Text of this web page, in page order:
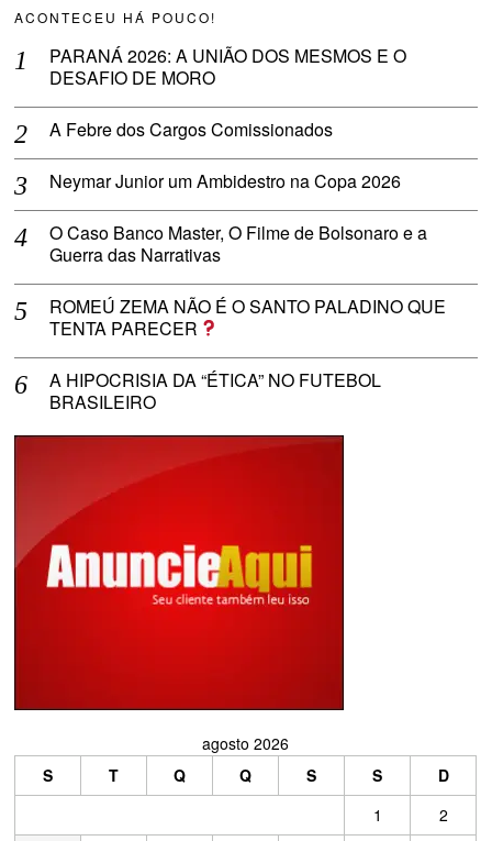
ACONTECEU HÁ POUCO!
PARANÁ 2026: A UNIÃO DOS MESMOS E O
DESAFIO DE MORO
A Febre dos Cargos Comissionados
Neymar Junior um Ambidestro na Copa 2026
O Caso Banco Master, O Filme de Bolsonaro e a
Guerra das Narrativas
ROMEÚ ZEMA NÃO É O SANTO PALADINO QUE
TENTA PARECER
A HIPOCRISIA DA “ÉTICA” NO FUTEBOL
BRASILEIRO
agosto 2026
S
T Q Q S S
D
1
2